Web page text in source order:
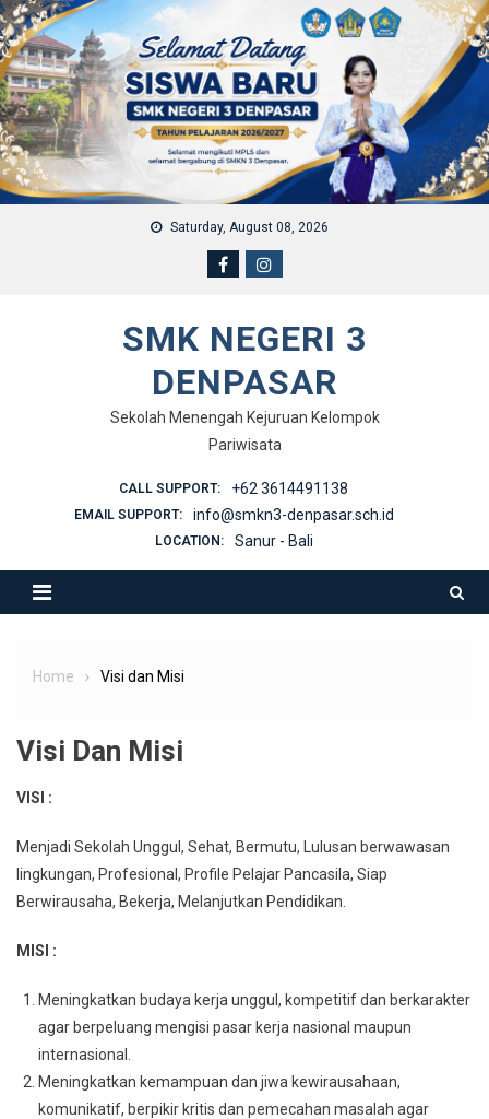
Skip to content
Saturday, August 08, 2026
SMK NEGERI 3
DENPASAR
Sekolah Menengah Kejuruan Kelompok
Pariwisata
CALL SUPPORT: +62 3614491138
EMAIL SUPPORT: info@smkn3-denpasar.sch.id
LOCATION: Sanur - Bali
Home Visi dan Misi
Visi Dan Misi
VISI :
Menjadi Sekolah Unggul, Sehat, Bermutu, Lulusan berwawasan
lingkungan, Profesional, Profile Pelajar Pancasila, Siap
Berwirausaha, Bekerja, Melanjutkan Pendidikan.
MISI :
Meningkatkan budaya kerja unggul, kompetitif dan berkarakter
agar berpeluang mengisi pasar kerja nasional maupun
internasional.
Meningkatkan kemampuan dan jiwa kewirausahaan,
komunikatif, berpikir kritis dan pemecahan masalah agar